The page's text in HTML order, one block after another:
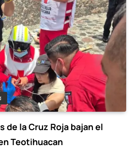
de la Cruz Roja bajan el
Teotihuacan